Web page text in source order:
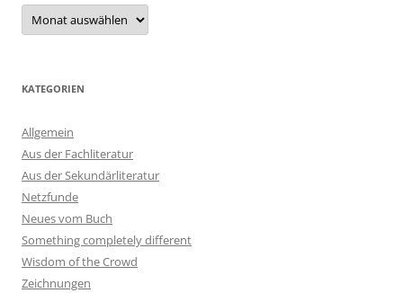
Archiv
KATEGORIEN
Allgemein
Aus der Fachliteratur
Aus der Sekundärliteratur
Netzfunde
Neues vom Buch
Something completely different
Wisdom of the Crowd
Zeichnungen